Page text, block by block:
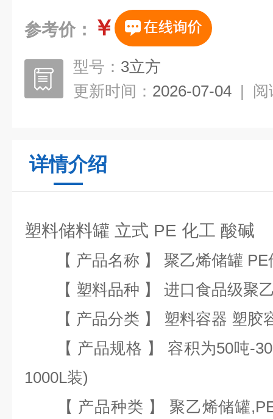
参考价： ￥
型号： 3立方
更新时间： 2026-07-04 | 阅
详情介绍
塑料储料罐 立式 PE 化工 酸碱
【 产品名称 】 聚乙烯储罐 PE
【 塑料品种 】 进口食品级聚
【 产品分类 】 塑料容器 塑胶
【 产品规格 】 容积为50吨-
1000L装)
【 产品种类 】 聚乙烯储罐